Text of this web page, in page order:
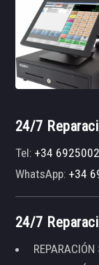
24/7
Tel:+34
WhatsApp:+34
24/7
REPARACIÓN